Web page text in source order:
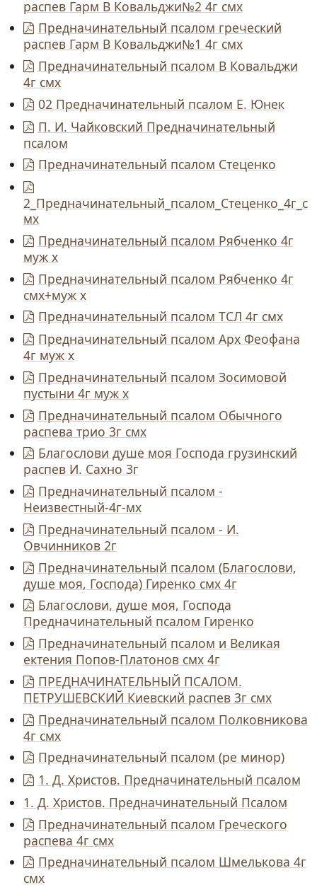
распев Гарм В Ковальджи№2 4г смх
Предначинательный псалом греческий
распев Гарм В Ковальджи№1 4г смх
Предначинательный псалом В Ковальджи
4г смх
02 Предначинательный псалом Е. Юнек
П. И. Чайковский Предначинательный
псалом
Предначинательный псалом Стеценко
2_Предначинательный_псалом_Стеценко_4г_с
мх
Предначинательный псалом Рябченко 4г
муж х
Предначинательный псалом Рябченко 4г
смх+муж х
Предначинательный псалом ТСЛ 4г смх
Предначинательный псалом Арх Феофана
4г муж х
Предначинательный псалом Зосимовой
пустыни 4г муж х
Предначинательный псалом Обычного
распева трио 3г смх
Благослови душе моя Господа грузинский
распев И. Сахно 3г
Предначинательный псалом -
Неизвестный-4г-мх
Предначинательный псалом - И.
Овчинников 2г
Предначинательный псалом (Благослови,
душе моя, Господа) Гиренко смх 4г
Благослови, душе моя, Господа
Предначинательный псалом Гиренко
Предначинательный псалом и Великая
ектения Попов-Платонов смх 4г
ПРЕДНАЧИНАТЕЛЬНЫЙ ПСАЛОМ.
ПЕТРУШЕВСКИЙ Киевский распев 3г смх
Предначинательный псалом Полковникова
4г смх
Предначинательный псалом (ре минор)
1. Д. Христов. Предначинательный псалом
1. Д. Христов. Предначинательный Псалом
Предначинательный псалом Греческого
распева 4г смх
Предначинательный псалом Шмелькова 4г
смх